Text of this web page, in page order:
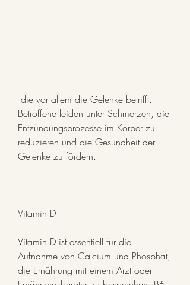
Betroffene leiden unter Schmerzen, die
Entzündungsprozesse im Körper zu
reduzieren und die Gesundheit der
Gelenke zu fördern.
Vitamin D
Vitamin D ist essentiell für die
Aufnahme von Calcium und Phosphat,
die Ernährung mit einem Arzt oder